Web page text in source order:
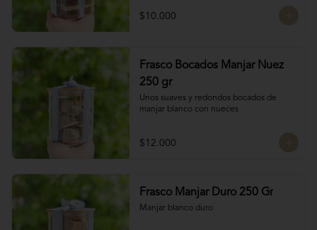
$10.000
Frasco Bocados Manjar Nuez
250 gr
Unos suaves y redondos bocados de
manjar blanco con nueces
$12.000
Frasco Manjar Duro 250 Gr
Manjar blanco duro